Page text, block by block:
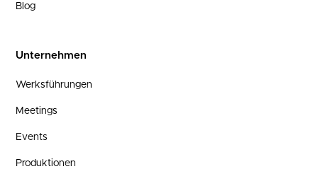
Blog
Unternehmen
Werksführungen
Meetings
Events
Produktionen